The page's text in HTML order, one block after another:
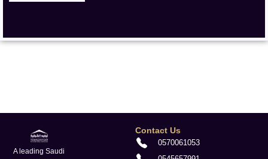
A leading Saudi
Contact Us
0570061053